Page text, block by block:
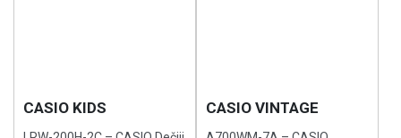
CASIO KIDS CASIO VINTAGE